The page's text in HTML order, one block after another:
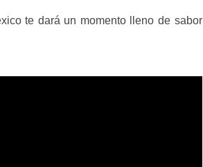
te dará un momento lleno de sabor